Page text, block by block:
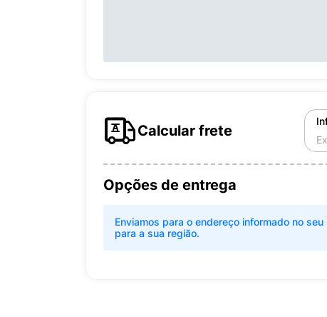
Calcular frete
Opções de entrega
Enviamos para o endereço informado no
para a sua região.